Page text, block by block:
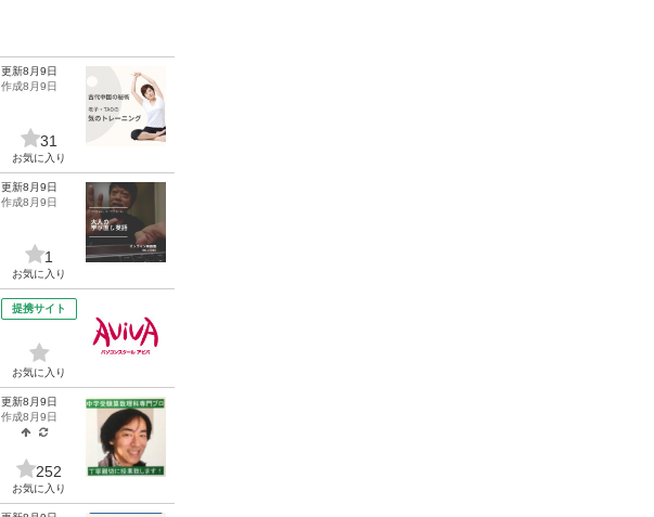
更新8月9日
作成8月9日
31
お気に入り
更新8月9日
作成8月9日
1
お気に入り
提携サイト
お気に入り
更新8月9日
作成8月9日
252
お気に入り